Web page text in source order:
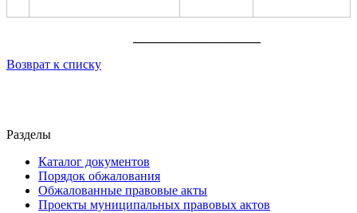
Возврат к списку
Разделы
Каталог документов
Порядок обжалования
Обжалованные правовые акты
Проекты муниципальных правовых актов